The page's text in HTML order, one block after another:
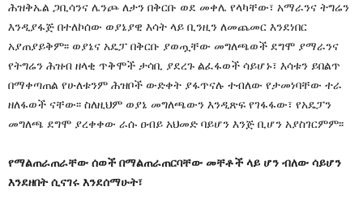
ሕዝቅኤል ጋቢሳንና ሌንጮ ለታን በቅርቡ ወደ መቀሌ የላካቸው፣ አማራንና ትግሬን
እንዲያፋጅ በተለኮሰው ወያኔያዊ እሳት ላይ ቢንዚን ለመጨመር እንደነበር
አያጠያይቅም፡፡ ወያኔና አዴፓ በቅርቡ ያወጧቸው መግለጫወች ደግሞ ያማራንና
የትግሬን ሕዝብ ዘላቂ ጥቅሞች ታሳቢ ያደረጉ ልፈፋወች ሳይሆኑ፣ እሳቱን ይበልጥ
በማቀጣጠል የሁለቱንም ሕዝቦች ውድቀት ያፋጥናሉ ተብለው የታመነባቸው ተራ
ዘለፋወች ናቸው፡፡ ስለዚህም ወያኔ መግለጫውን እንዲጽፍ የገፋፋው፣ የአዴፓን
መግለጫ ደግሞ ያረቀቀው ራሱ ዐብይ አህመድ ባይሆን እንጅ ቢሆን አያስገርምም፡፡
የማልጠራጠራቸው ሰወች በማልጠራጠርባቸው መቸቶች ላይ ሆን ብለው ሳይሆን
እንደዘበት ሲናገሩ እንደሰማሁት፣